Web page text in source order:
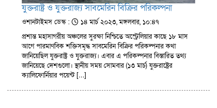
যুক্তরাষ্ট্র ও যুক্তরাজ্য সাবমেরিন বিক্রির পরিকল্পনা
ওশানটাইমস ডেস্ক :
১৪ মার্চ ২০২৩, মঙ্গলবার, ১০:৪৭
প্রশান্ত মহাসাগরীয় অঞ্চলের সুরক্ষা নিশ্চিতে অস্ট্রেলিয়ার কাছে ১৮ মাস
আগে পারমাণবিক শক্তিসমৃদ্ধ সাবমেরিন বিক্রির পরিকল্পনার কথা
জানিয়েছিল যুক্তরাষ্ট্র ও যুক্তরাজ্য। এবার এ পরিকল্পনার বিস্তারিত তথ্য
জানিয়েছে দেশগুলো। স্থানীয় সময় সোমবার (১৩ মার্চ) যুক্তরাষ্ট্রের
ক্যালিফোর্নিয়ার পয়েন্ট […]